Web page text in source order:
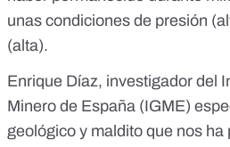
unas condiciones de presión
(alta).
Enrique Díaz, investigador del
Minero de España (IGME)
geológico y maldito que nos ha